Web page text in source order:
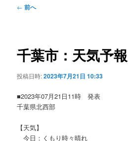
投
ゲ
ー
ョ
← 前へ
千葉市：天気予報
投稿日時:2023年7月21日 10:33
■2023年07月21日11時 発表
千葉県北西部
【天気】
今日：くもり時々晴れ